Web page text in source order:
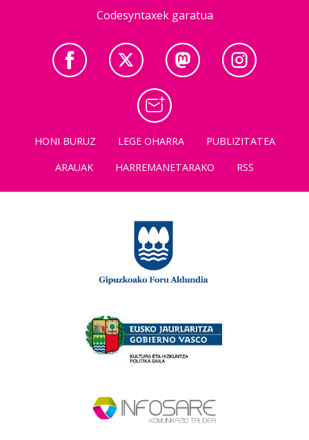
Codesyntaxek garatua
HONI BURUZ LEGE OHARRA
PUBLIZITATEA
ARAUAK
HARREMANETARAKO RSS